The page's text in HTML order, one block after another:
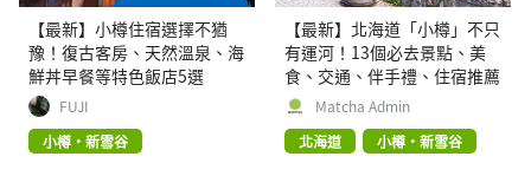
【最新】小樽住宿選擇不猶
豫！復古客房、天然溫泉、海
鮮丼早餐等特色飯店5選
FUJI
小樽・新雪谷
【最新】北海道「小樽」不只
有運河！13個必去景點、美
食、交通、伴手禮、住宿推薦
Matcha Admin
北海道
小樽・新雪谷